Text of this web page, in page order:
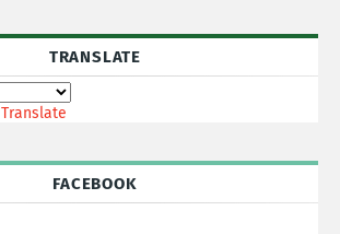
TRANSLATE
Translate
FACEBOOK